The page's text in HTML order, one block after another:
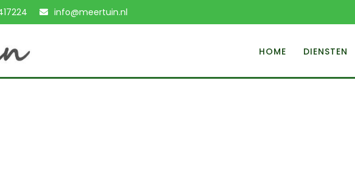
info@meertuin.nl
HOME DIENSTEN